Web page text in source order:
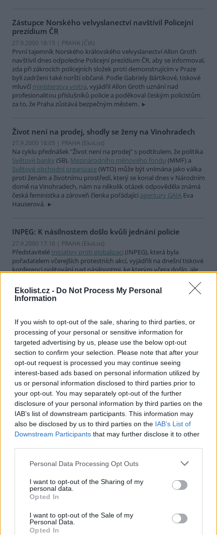
Ekolist.cz - Do Not Process My Personal
Information
If you wish to opt-out of the sale, sharing to third parties, or
processing of your personal or sensitive information for
targeted advertising by us, please use the below opt-out
section to confirm your selection. Please note that after your
opt-out request is processed you may continue seeing
interest-based ads based on personal information utilized by
us or personal information disclosed to third parties prior to
your opt-out. You may separately opt-out of the further
disclosure of your personal information by third parties on the
IAB’s list of downstream participants. This information may
also be disclosed by us to third parties on the IAB’s List of
Downstream Participants that may further disclose it to other
Personal Data Processing Opt Outs
I want to opt-out of the Sharing of my
personal data.
Opted In
I want to opt-out of the Sale of my
Personal Data.
Opted In
Zástupce Norského velvyslanectví navštívil Policejní
prezídium ČR
27.9.2000 18:15 | PRAHA (ČIA)
První tajemník Norského královského velvyslanectví Allon Groth
navštívil dnes odpoledne Policejní prezídium ČR, aby se informoval,
zda při zákrocích policejních složek proti demonstrujícím v Praze
byli zadrženi také norští občané. Podle Gabriely Bártíkové, tiskové
mluvčí ministerstva vnitra, vyjádřil Allon Groth uznání nad
profesionalitou příslušníků policie a poděkoval českým policistům
za to, že Praha zůstává bezpečným městem.
Život není na prodej, shodly se ženy na Vinohradech
27.9.2000 18:05 | PRAHA (EkoList)
Na cyklu přednášek "Život není na prodej" s podtitulem, že politika
Světové banky (SB), Mezinárodního měnového fondu (MMF) a
Světové obchodní organizace(WTO) může být vnímána jako válka
proti ženám a životnímu prostředí, který se konal dnes v Národním
domě na Vinohradech, nám na několik otázek odpověděla známá
česká feministka a zároveň členka pořádající agentury GAIA Eva
Hauserová.
INPEG: K násilnostem došlo kvůli jednání policie
27.9.2000 17:16 | PRAHA (EkoList)
Představitelé Iniciativy proti globalizaci (INPEG), která byla
pořadatelem včerejších protestních akcí, vyjádřili na dnešní tiskové
konferenci politování nad násilnostmi, ke kterým včera došlo, ale
by prý policie reagovala včas.
demonstranty
27.9.2000 16:50 | PRAHA (ČIA)
Stovky telefonátů a e-mailů od občanů z celé republiky,
vyjadřujících svou podporu, poděkování a uznání příslušníkům
policie, kteří v průběhu úterního dne chránili veřejný pořádek v
pražských ulicích, přijalo od včerejšího večera Komunikační
centrum ministerstva vnitra a policie. Lidé zároveň vyjadřovali
solidaritu s policisty, zraněnými při střetech s násilnými aktivisty a
přimlouvali se i za tvrdší postup policie. ČIA o tom informovala
tisková mluvčí ministerstva vnitra, Gabriela Bártíková.
Policie eskortovala 60 zadržených cizinců
protestních akcích v Praze, eskortovala dnes odpoledne
Policie ČR
do jednoho ze svých záchytných zařízení, sdělil ČIA Jiří Suttner ze
Skupiny pro styk s veřejností PP ČR. S 31 cizinci bylo již zahájeno
řízení o správním vyhoštění.
KCP: Zápisky z mrtvého domu
27.9.2000 16:30 | PRAHA (EkoList)